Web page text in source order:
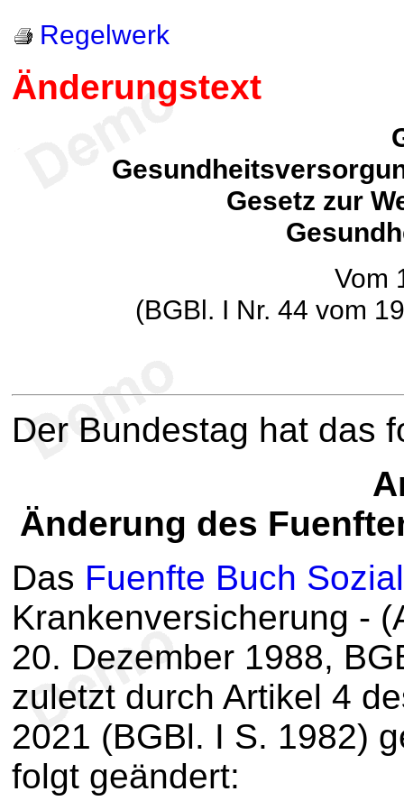
Regelwerk
Änderungstext
Gesetz zur
Vom
(BGBl. I Nr. 44 vom
Der Bundestag hat das
Änderung des
Das Fuenfte Buch
Krankenversicherung -
20. Dezember 1988,
zuletzt durch Artikel 4
2021 (BGBl. I S. 1982)
folgt geändert: